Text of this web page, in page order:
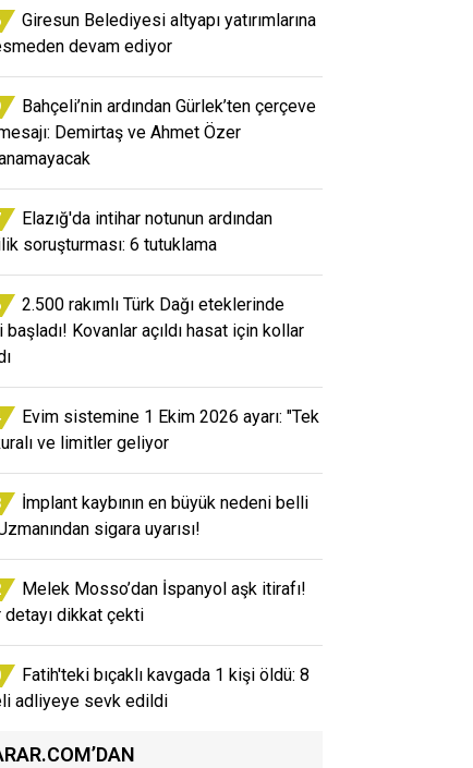
Giresun Belediyesi altyapı yatırımlarına
devam ediyor
Bahçeli’nin ardından Gürlek’ten çerçeve
Demirtaş ve Ahmet Özer
Elazığ'da intihar notunun ardından
soruşturması: 6 tutuklama
2.500 rakımlı Türk Dağı eteklerinde
başladı! Kovanlar açıldı hasat için kollar
Evim sistemine 1 Ekim 2026 ayarı: "Tek
ve limitler geliyor
İmplant kaybının en büyük nedeni belli
sigara uyarısı!
Melek Mosso’dan İspanyol aşk itirafı!
detayı dikkat çekti
Fatih'teki bıçaklı kavgada 1 kişi öldü: 8
adliyeye sevk edildi